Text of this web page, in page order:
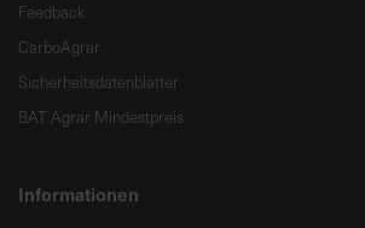
Feedback
CarboAgrar
Sicherheitsdatenblätter
BAT Agrar Mindestpreis
Informationen